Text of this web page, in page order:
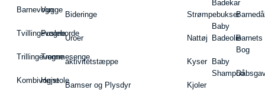
Barnevogn
Tvillingevogne
Trillingevogne
Kombivogne
Vugge
Pusleborde
Tremmesenge
Højstole
Bideringe
Uroer
aktivitetstæppe
Bamser og Plysdyr
Strømpebukser
Nattøj
Kyser
Kjoler
Badekar
Baby
Badeolie
Baby
Shampoo
Barnets
Bog